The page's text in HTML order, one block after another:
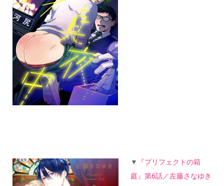
▼ 『プリフェクトの箱
庭』第6話／左藤さなゆき